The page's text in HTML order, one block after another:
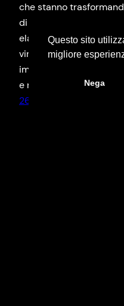
che stanno
di gioco. Con l’aumento
elaborazione dei
virtuale e aumentata, i
immergersi in mondi
e realistici. Importanza…
26/02/2024
Questo sito
migliore
Nega